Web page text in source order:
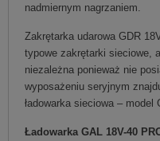
nadmiernym nagrzaniem.
Zakrętarka udarowa GDR
typowe zakrętarki sieciowe,
niezależna ponieważ nie
wyposażeniu seryjnym
ładowarka sieciowa – model
Ładowarka GAL 18V-40